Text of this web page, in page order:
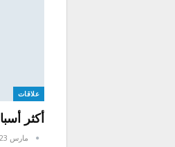
علاقات
أكثر
مارس 23, 2020